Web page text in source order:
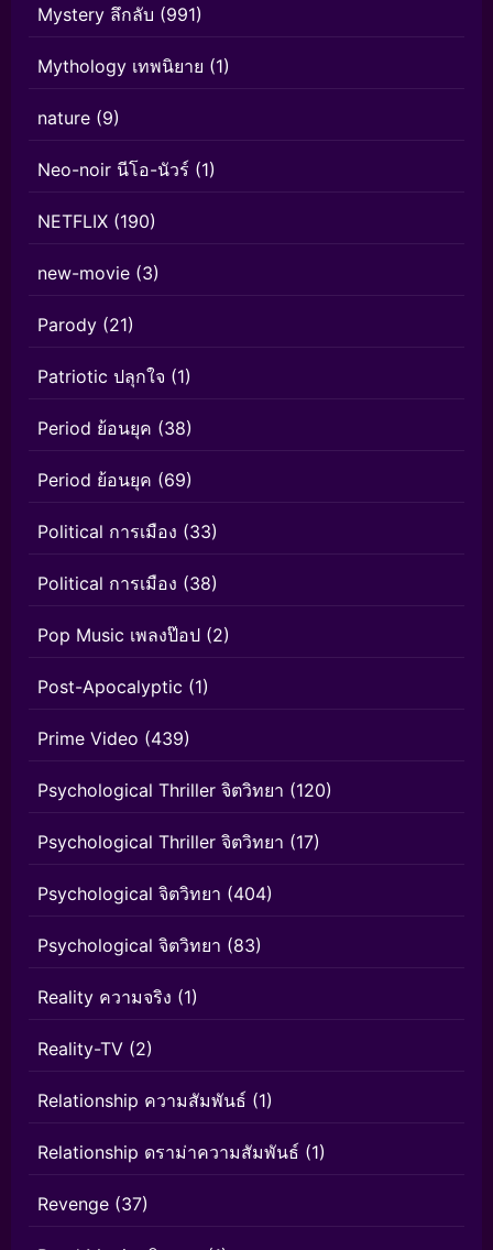
Mystery ลึกลับ (991)
Mythology เทพนิยาย (1)
nature (9)
Neo-noir นีโอ-นัวร์ (1)
NETFLIX (190)
new-movie (3)
Parody (21)
Patriotic ปลุกใจ (1)
Period ย้อนยุค (38)
Period ย้อนยุค (69)
Political การเมือง (33)
Political การเมือง (38)
Pop Music เพลงป๊อป (2)
Post-Apocalyptic (1)
Prime Video (439)
Psychological Thriller จิตวิทยา (120)
Psychological Thriller จิตวิทยา (17)
Psychological จิตวิทยา (404)
Psychological จิตวิทยา (83)
Reality ความจริง (1)
Reality-TV (2)
Relationship ความสัมพันธ์ (1)
Relationship ดราม่าความสัมพันธ์ (1)
Revenge (37)